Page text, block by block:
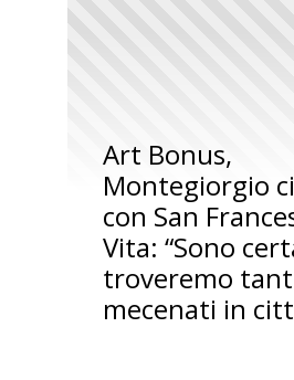
Art Bonus,
Montegiorgio
con San
Vita: “Sono
troveremo
mecenati in